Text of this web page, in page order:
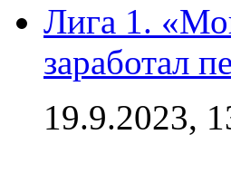
Лига 1.
заработал
19.9.2023,